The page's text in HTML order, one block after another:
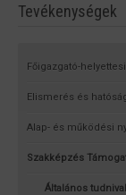
Tevékenységek
Főigazgató-
Elismerés és
Alap- és működési
Szakképzés
Általános